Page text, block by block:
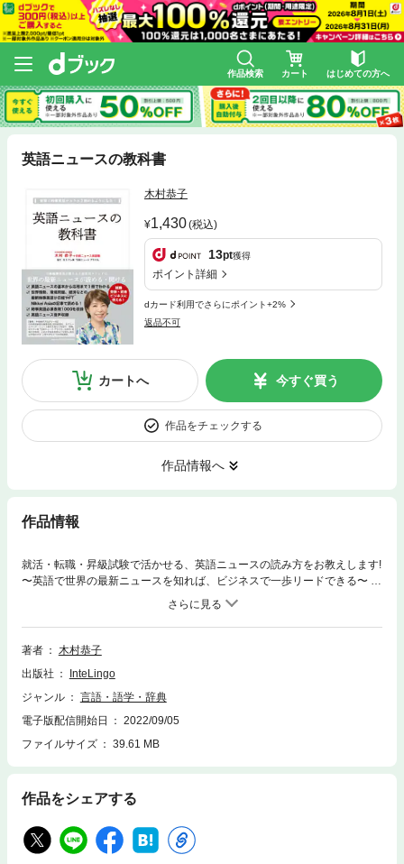
作品検索 カート はじめての方へ
英語ニュースの教科書
木村恭子
1,430(税込)
13pt獲得
ポイント詳細
dカード利用でさらにポイント+2%
返品不可
カートへ 今すぐ買う
作品をチェックする
作品情報へ
作品情報
就活・転職・昇級試験で活かせる、英語ニュースの読み方をお教えします!
〜英語で世界の最新ニュースを知れば、ビジネスで一歩リードできる〜 B
Sテレ東「日経ニュースプラス9」でおなじみの日経編集委員が教える5段
階メソッドで世界の最新ニュースが読める・聞ける。 長年、世界の最前線
の報道に携わり、政治・経済の動向を取材。 身を持って英語での情報収集
の大切さを体験してきたからこそ伝えたい、英語ニュースへのアンテナと
メディアの素材をひもとき、英語ニュースの基本から応用まで1冊でわか
りやすく解説。 これまでにない英語ニュースに特化した教材! ・付録とし
著者
木村恭子
出版社
InteLingo
ジャンル
言語・語学・辞典
電子版配信開始日
2022/09/05
ファイルサイズ
39.61 MB
作品をシェアする